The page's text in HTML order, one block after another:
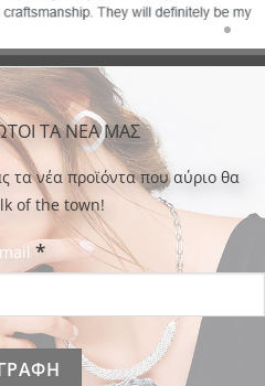
ΤΑ ΝΕΑ ΜΑΣ
τα νέα προϊόντα που αύριο θα
of the town!
*